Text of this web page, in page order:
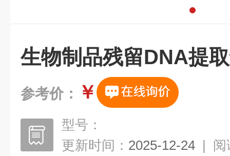
生物制品残留DNA提
参考价： ￥
型号：
更新时间： 2025-12-24 | 阅